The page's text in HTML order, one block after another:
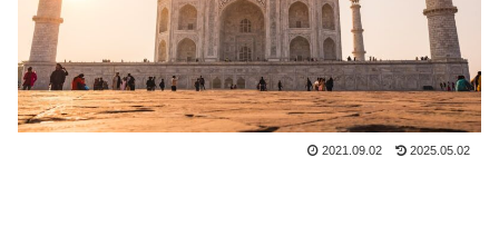
2021.09.02 2025.05.02